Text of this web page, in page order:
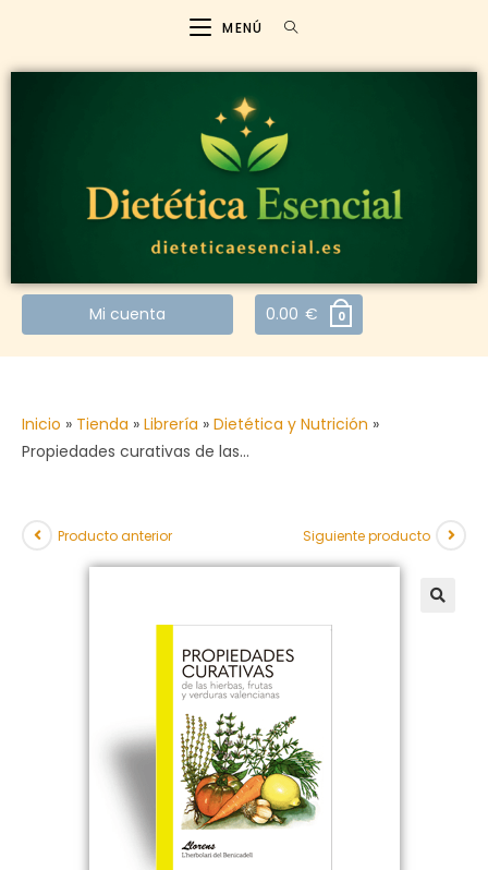
MENÚ
Mi cuenta 0.00 € 0
Inicio » Tienda » Librería » Dietética y Nutrición »
Propiedades curativas de las…
Producto anterior Siguiente producto